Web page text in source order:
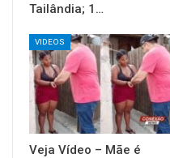
Tailândia; 1…
VIDEOS
Veja Vídeo – Mãe é